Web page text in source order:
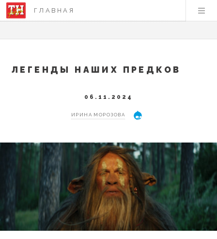
ГЛАВНАЯ
ЛЕГЕНДЫ НАШИХ ПРЕДКОВ
06.11.2024
ИРИНА МОРОЗОВА